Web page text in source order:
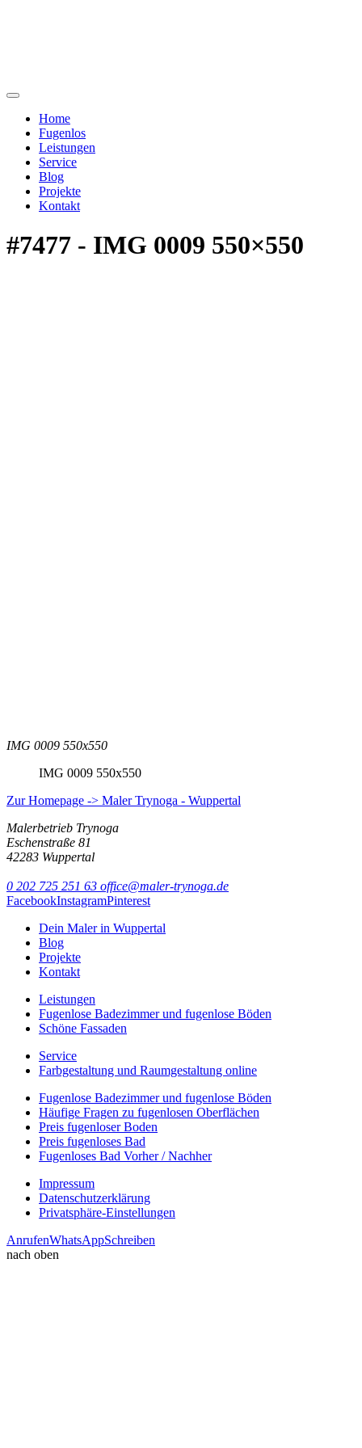
Home
Fugenlos
Leistungen
Service
Blog
Projekte
Kontakt
#7477 - IMG 0009 550×550
IMG 0009 550x550
IMG 0009 550x550
Zur Homepage -> Maler Trynoga - Wuppertal
Malerbetrieb Trynoga
Eschenstraße 81
42283 Wuppertal
0 202 725 251 63 office@maler-trynoga.de
FacebookInstagramPinterest
Dein Maler in Wuppertal
Blog
Projekte
Kontakt
Leistungen
Fugenlose Badezimmer und fugenlose Böden
Schöne Fassaden
Service
Farbgestaltung und Raumgestaltung online
Fugenlose Badezimmer und fugenlose Böden
Häufige Fragen zu fugenlosen Oberflächen
Preis fugenloser Boden
Preis fugenloses Bad
Fugenloses Bad Vorher / Nachher
Impressum
Datenschutzerklärung
Privatsphäre-Einstellungen
AnrufenWhatsAppSchreiben
nach oben